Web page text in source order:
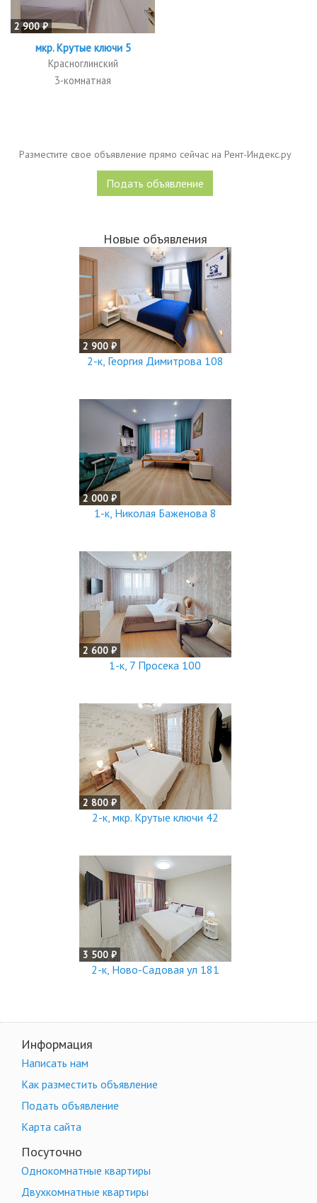
2 900 ₽
мкр. Крутые ключи 5
Красноглинский
3-комнатная
Разместите свое объявление прямо сейчас на Рент-Индекс.ру
Подать объявление
Новые объявления
2 900 ₽
2-к, Георгия Димитрова 108
2 000 ₽
1-к, Николая Баженова 8
2 600 ₽
1-к, 7 Просека 100
2 800 ₽
2-к, мкр. Крутые ключи 42
3 500 ₽
2-к, Ново-Садовая ул 181
Информация
Написать нам
Как разместить объявление
Подать объявление
Карта сайта
Посуточно
Однокомнатные квартиры
Двухкомнатные квартиры